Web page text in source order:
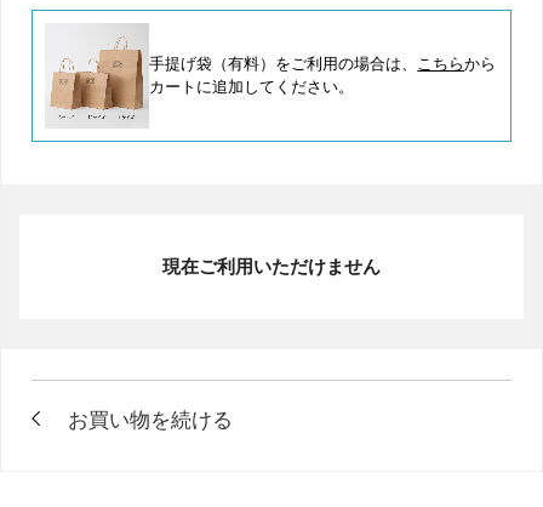
手提げ袋（有料）をご利用の場合は、 こちらから
カートに追加してください。
現在ご利用いただけません